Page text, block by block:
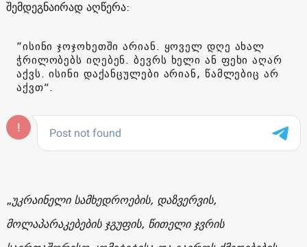
შემდეგნაირად აღწერა:
”ისინი ჯოჯოხეთში არიან. ყოველ დღე ახალ
ჭრილობებს იღებენ. ბევრს ხელი ან ფეხი აღარ
აქვს. ისინი დაქანცულები არიან, წამლებიც არ
აქვთ“.
„უკრაინელი სამხედროების, დაზვერვის,
მოლაპარაკებების ჯგუფის, წითელი ჯვრის